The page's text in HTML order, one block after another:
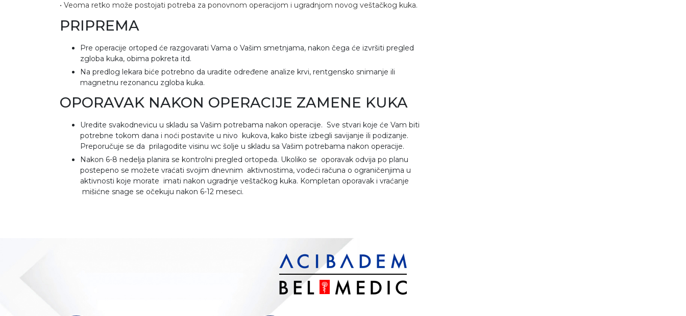
• Veoma retko može postojati potreba za ponovnom operacijom i ugradnjom novog veštačkog kuka.
PRIPREMA
Pre operacije ortoped će razgovarati Vama o Vašim smetnjama, nakon čega će izvršiti pregled
zgloba kuka, obima pokreta itd.
Na predlog lekara biće potrebno da uradite određene analize krvi, rentgensko snimanje ili
magnetnu rezonancu zgloba kuka.
OPORAVAK NAKON OPERACIJE ZAMENE KUKA
Uredite svakodnevicu u skladu sa Vašim potrebama nakon operacije. Sve stvari koje će Vam biti
potrebne tokom dana i noći postavite u nivo kukova, kako biste izbegli savijanje ili podizanje.
Preporučuje se da prilagodite visinu wc šolje u skladu sa Vašim potrebama nakon operacije.
Nakon 6-8 nedelja planira se kontrolni pregled ortopeda. Ukoliko se oporavak odvija po planu
postepeno se možete vraćati svojim dnevnim aktivnostima, vodeći računa o ograničenjima u
aktivnosti koje morate imati nakon ugradnje veštačkog kuka. Kompletan oporavak i vraćanje
mišićne snage se očekuju nakon 6-12 meseci.